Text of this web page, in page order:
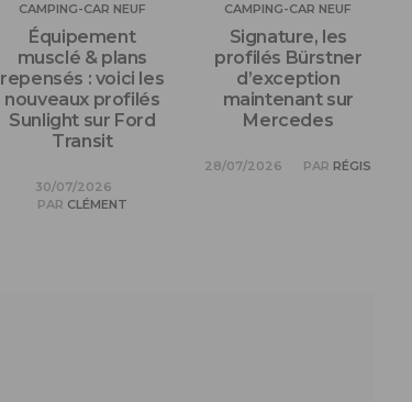
CAMPING-CAR NEUF
Équipement
musclé & plans
repensés : voici les
nouveaux profilés
Sunlight sur Ford
Transit
30/07/2026
PAR CLÉMENT
CAMPING-CAR NEUF
Signature, les
profilés Bürstner
d’exception
maintenant sur
Mercedes
28/07/2026 PAR RÉGIS